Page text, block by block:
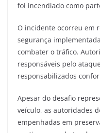
foi incendiado como
O incidente ocorreu em
segurança
combater o tráfico.
responsáveis pelo
responsabilizados
Apesar do desafio
veículo, as autoridades
empenhadas em